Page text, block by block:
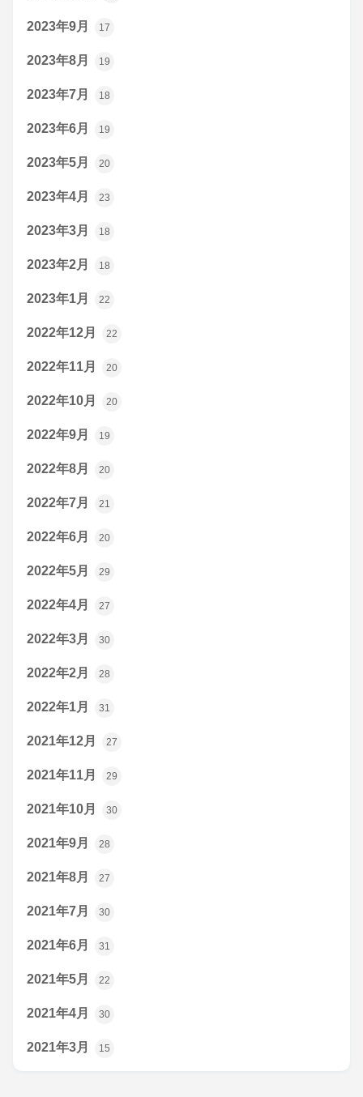
2023年9月 17
2023年8月 19
2023年7月 18
2023年6月 19
2023年5月 20
2023年4月 23
2023年3月 18
2023年2月 18
2023年1月 22
2022年12月 22
2022年11月 20
2022年10月 20
2022年9月 19
2022年8月 20
2022年7月 21
2022年6月 20
2022年5月 29
2022年4月 27
2022年3月 30
2022年2月 28
2022年1月 31
2021年12月 27
2021年11月 29
2021年10月 30
2021年9月 28
2021年8月 27
2021年7月 30
2021年6月 31
2021年5月 22
2021年4月 30
2021年3月 15